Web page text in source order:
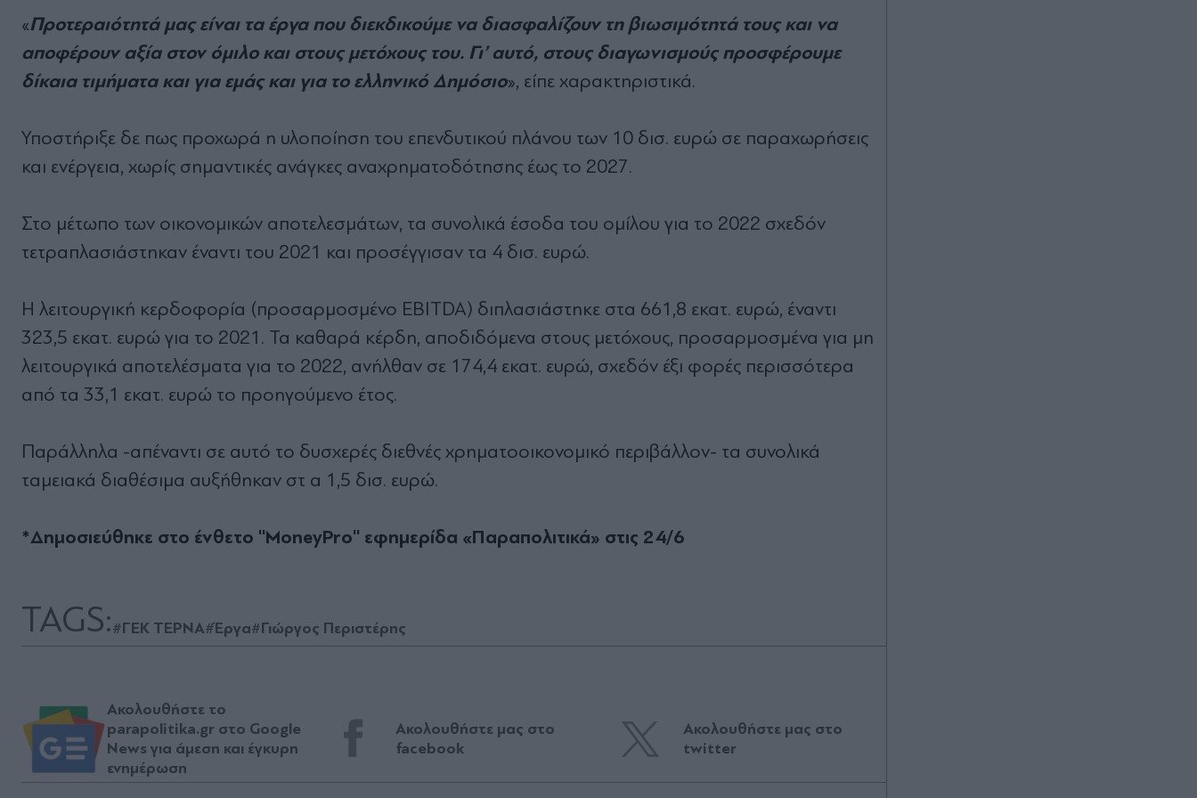
«Προτεραιότητά µας είναι τα έργα που διεκδικούµε να διασφαλίζουν τη βιωσιµότητά τους και να
αποφέρουν αξία στον όµιλο και στους µετόχους του. Γι’ αυτό, στους διαγωνισµούς προσφέρουµε
δίκαια τιµήµατα και για εµάς και για το ελληνικό ∆ηµόσιο», είπε χαρακτηριστικά.
Υποστήριξε δε πως προχωρά η υλοποίηση του επενδυτικού πλάνου των 10 δισ. ευρώ σε παραχωρήσεις
και ενέργεια, χωρίς σηµαντικές ανάγκες αναχρηµατοδότησης έως το 2027.
Στο µέτωπο των οικονοµικών αποτελεσµάτων, τα συνολικά έσοδα του οµίλου για το 2022 σχεδόν
τετραπλασιάστηκαν έναντι του 2021 και προσέγγισαν τα 4 δισ. ευρώ.
Η λειτουργική κερδοφορία (προσαρµοσµένο EBITDA) διπλασιάστηκε στα 661,8 εκατ. ευρώ, έναντι
323,5 εκατ. ευρώ για το 2021. Τα καθαρά κέρδη, αποδιδόµενα στους µετόχους, προσαρµοσµένα για µη
λειτουργικά αποτελέσµατα για το 2022, ανήλθαν σε 174,4 εκατ. ευρώ, σχεδόν έξι φορές περισσότερα
από τα 33,1 εκατ. ευρώ το προηγούµενο έτος.
Παράλληλα -απέναντι σε αυτό το δυσχερές διεθνές χρηµατοοικονοµικό περιβάλλον- τα συνολικά
ταµειακά διαθέσιµα αυξήθηκαν στ α 1,5 δισ. ευρώ.
*Δημοσιεύθηκε στο ένθετο ''MoneyPro'' εφημερίδα «Παραπολιτικά» στις 24/6
TAGS:#ΓΕΚ ΤΕΡΝΑ#Έργα#Γιώργος Περιστέρης
Ακολουθήστε το
parapolitika.gr στο Google
News για άμεση και έγκυρη
ενημέρωση
Ακολουθήστε μας στο
facebook
Ακολουθήστε μας στο
twitter